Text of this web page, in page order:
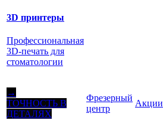
3D принтеры
Профессиональная
3D-печать для
стоматологии
→
ТОЧНОСТЬ В
ДЕТАЛЯХ
Фрезерный
центр
Акции